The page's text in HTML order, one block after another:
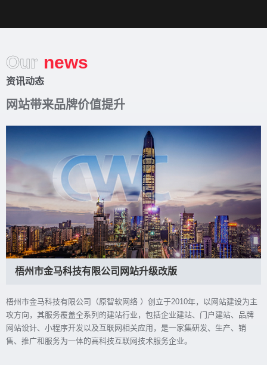
Our news
资讯动态
网站带来品牌价值提升
梧州市金马科技有限公司网站升级改版
梧州市金马科技有限公司（原智软网络 ）创立于2010年，以网站建设为主
攻方向，其服务覆盖全系列的建站行业，包括企业建站、门户建站、品牌
网站设计、小程序开发以及互联网相关应用，是一家集研发、生产、销
售、推广和服务为一体的高科技互联网技术服务企业。